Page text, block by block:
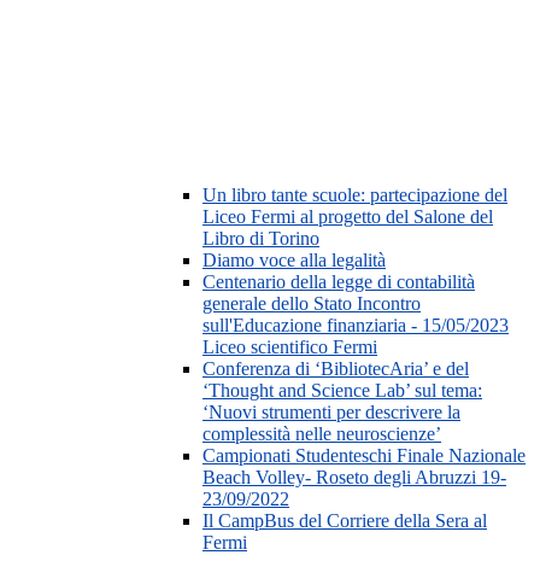
Un libro tante scuole: partecipazione del
Liceo Fermi al progetto del Salone del
Libro di Torino
Diamo voce alla legalità
Centenario della legge di contabilità
generale dello Stato Incontro
sull'Educazione finanziaria - 15/05/2023
Liceo scientifico Fermi
Conferenza di ‘BibliotecAria’ e del
‘Thought and Science Lab’ sul tema:
‘Nuovi strumenti per descrivere la
complessità nelle neuroscienze’
Campionati Studenteschi Finale Nazionale
Beach Volley- Roseto degli Abruzzi 19-
23/09/2022
Il CampBus del Corriere della Sera al
Fermi